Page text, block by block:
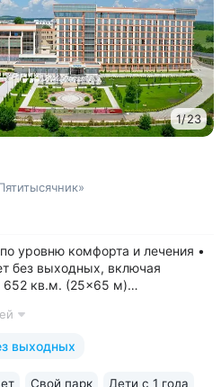
1/23
уровню комфорта и лечения •
без выходных, включая
652 кв.м. (25×65 м)
отдельная детская зона. Рядом
выходных
Свой парк Дети с 1 года